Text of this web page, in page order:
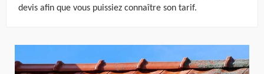
devis afin que vous puissiez connaître son tarif.